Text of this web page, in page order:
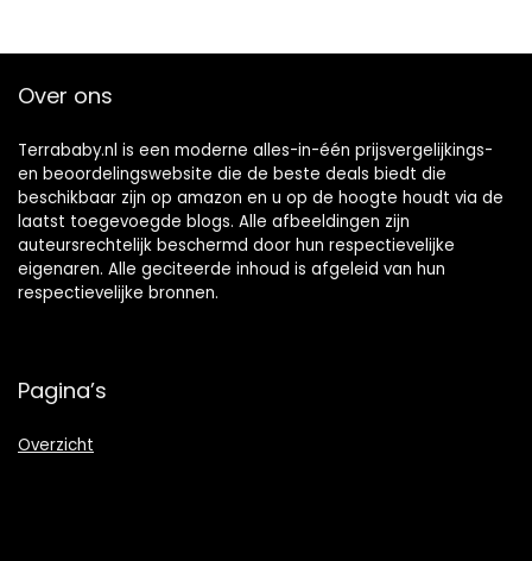
pin up
Over ons
Terrababy.nl is een moderne alles-in-één prijsvergelijkings-
en beoordelingswebsite die de beste deals biedt die
beschikbaar zijn op amazon en u op de hoogte houdt via de
laatst toegevoegde blogs. Alle afbeeldingen zijn
auteursrechtelijk beschermd door hun respectievelijke
eigenaren. Alle geciteerde inhoud is afgeleid van hun
respectievelijke bronnen.
Pagina’s
Overzicht